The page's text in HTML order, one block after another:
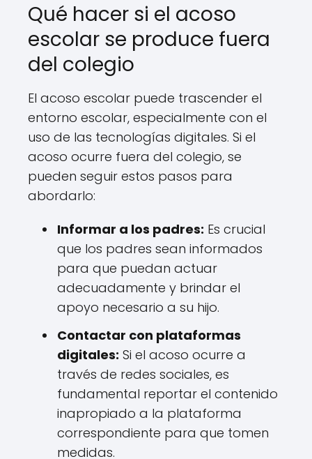
Qué hacer si el acoso
escolar se produce fuera
del colegio
El acoso escolar puede trascender el
entorno escolar, especialmente con el
uso de las tecnologías digitales. Si el
acoso ocurre fuera del colegio, se
pueden seguir estos pasos para
abordarlo:
Informar a los padres: Es crucial
que los padres sean informados
para que puedan actuar
adecuadamente y brindar el
apoyo necesario a su hijo.
Contactar con plataformas
digitales: Si el acoso ocurre a
través de redes sociales, es
fundamental reportar el contenido
inapropiado a la plataforma
correspondiente para que tomen
medidas.